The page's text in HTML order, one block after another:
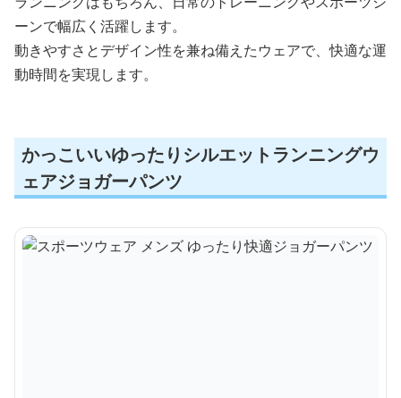
ーンで幅広く活躍します。
動きやすさとデザイン性を兼ね備えたウェアで、快適な運
動時間を実現します。
かっこいいゆったりシルエットランニングウ
ェアジョガーパンツ